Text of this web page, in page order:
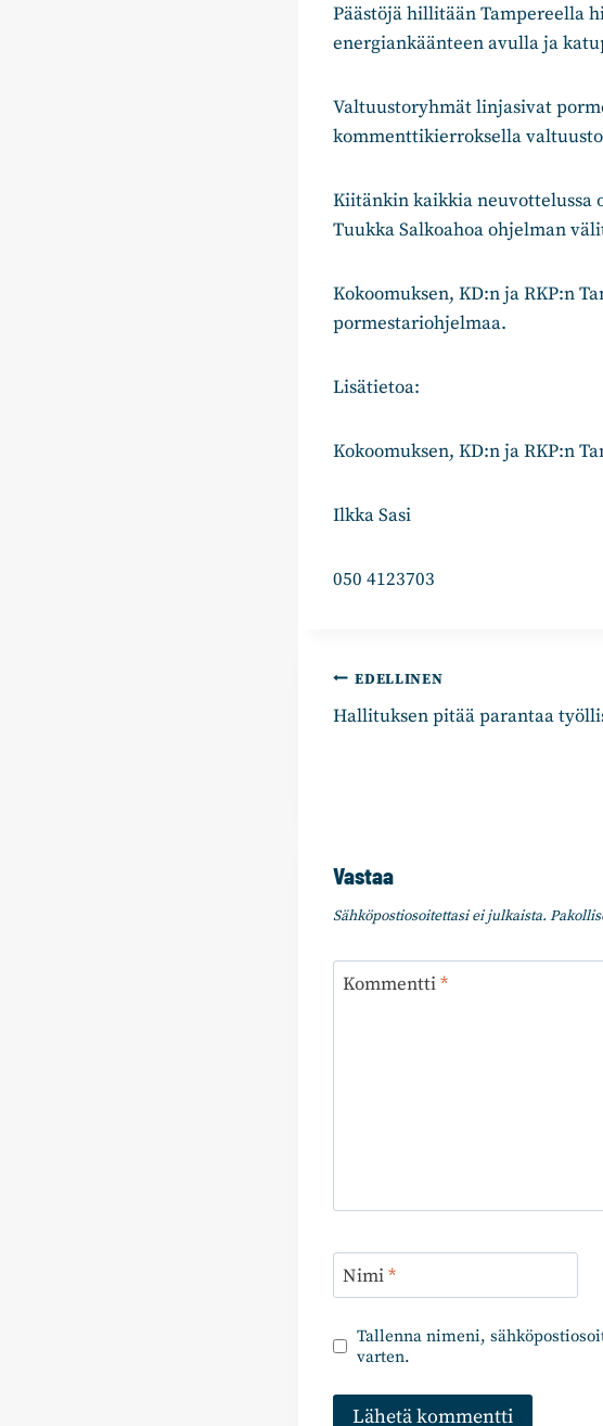
Päästöjä hillitään Tampereella
energiankäänteen avulla ja
Valtuustoryhmät linjasivat
kommenttikierroksella
Kiitänkin kaikkia
Tuukka Salkoahoa ohjelman
Kokoomuksen, KD:n ja RKP:n
pormestariohjelmaa.
Lisätietoa:
Kokoomuksen, KD:n ja RKP:n
Ilkka Sasi
050 4123703
Artikkelien
selaus
EDELLINEN
Hallituksen pitää parantaa
Vastaa
Sähköpostiosoitettasi ei julkaista.
Kommentti*
Nimi*
Tallenna nimeni,
varten.